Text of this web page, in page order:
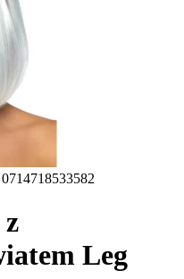
0714718533582
z
Leg